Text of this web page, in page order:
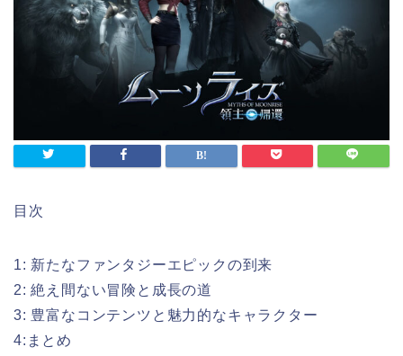
目次
1: 新たなファンタジーエピックの到来
2: 絶え間ない冒険と成長の道
3: 豊富なコンテンツと魅力的なキャラクター
4:まとめ